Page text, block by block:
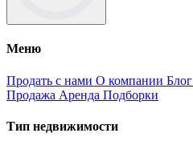
Меню
Продать с нами О компании Блог
Продажа Аренда Подборки
Тип недвижимости